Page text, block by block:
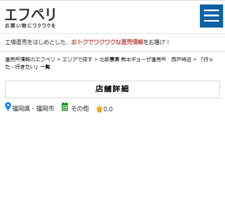
工場直売をはじめとした、 おトクでワクワクな直売情報をお届け！
直売所情報のエフペリ > エリアで探す > 北部農園 熊本ギョーザ直売所 西戸崎店 > 「行っ
た・行きたい」一覧
店舗詳細
福岡県・福岡市 その他 0.0